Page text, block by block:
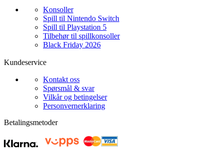
Konsoller
Spill til Nintendo Switch
Spill til Playstation 5
Tilbehør til spillkonsoller
Black Friday 2026
Kundeservice
Kontakt oss
Spørsmål & svar
Vilkår og betingelser
Personvernerklaring
Betalingsmetoder